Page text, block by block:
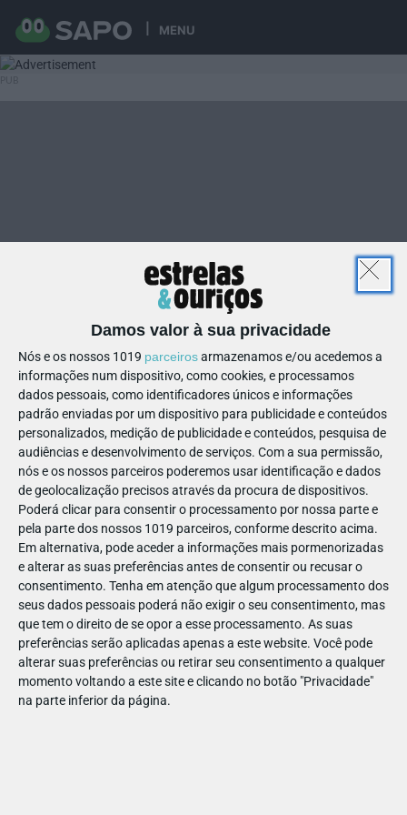
MENU
Damos valor à sua privacidade
Nós e os nossos 1019 parceirosarmazenamos e/ou acedemos a
informações num dispositivo, como cookies, e processamos
dados pessoais, como identificadores únicos e informações
padrão enviadas por um dispositivo para publicidade e conteúdos
personalizados, medição de publicidade e conteúdos, pesquisa de
audiências e desenvolvimento de serviços. Com a sua permissão,
nós e os nossos parceiros poderemos usar identificação e dados
de geolocalização precisos através da procura de dispositivos.
Poderá clicar para consentir o processamento por nossa parte e
pela parte dos nossos 1019 parceiros, conforme descrito acima.
Em alternativa, pode aceder a informações mais pormenorizadas
e alterar as suas preferências antes de consentir ou recusar o
consentimento. Tenha em atenção que algum processamento dos
seus dados pessoais poderá não exigir o seu consentimento, mas
que tem o direito de se opor a esse processamento. As suas
preferências serão aplicadas apenas a este website. Você pode
alterar suas preferências ou retirar seu consentimento a qualquer
momento voltando a este site e clicando no botão "Privacidade"
na parte inferior da página.
23
792962006675662